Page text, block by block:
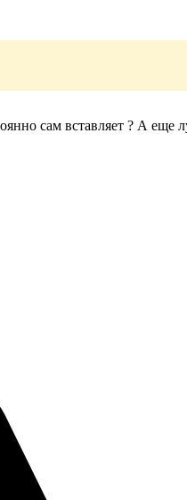
сам вставляет ? А